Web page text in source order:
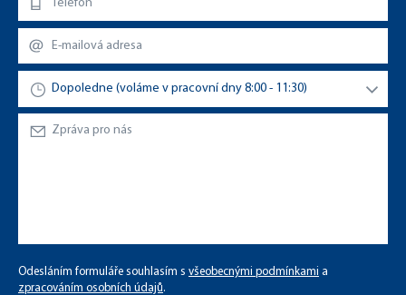
Odesláním formuláře souhlasím s všeobecnými podmínkami a
zpracováním osobních údajů.